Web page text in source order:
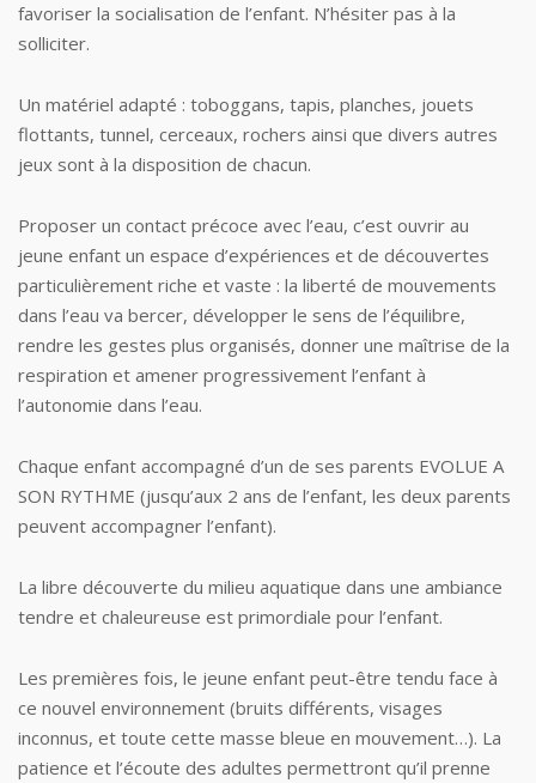
favoriser la socialisation de l’enfant. N’hésiter pas à la
solliciter.
Un matériel adapté : toboggans, tapis, planches, jouets
flottants, tunnel, cerceaux, rochers ainsi que divers autres
jeux sont à la disposition de chacun.
Proposer un contact précoce avec l’eau, c’est ouvrir au
jeune enfant un espace d’expériences et de découvertes
particulièrement riche et vaste : la liberté de mouvements
dans l’eau va bercer, développer le sens de l’équilibre,
rendre les gestes plus organisés, donner une maîtrise de la
respiration et amener progressivement l’enfant à
l’autonomie dans l’eau.
Chaque enfant accompagné d’un de ses parents EVOLUE A
SON RYTHME (jusqu’aux 2 ans de l’enfant, les deux parents
peuvent accompagner l’enfant).
La libre découverte du milieu aquatique dans une ambiance
tendre et chaleureuse est primordiale pour l’enfant.
Les premières fois, le jeune enfant peut-être tendu face à
ce nouvel environnement (bruits différents, visages
inconnus, et toute cette masse bleue en mouvement…). La
patience et l’écoute des adultes permettront qu’il prenne